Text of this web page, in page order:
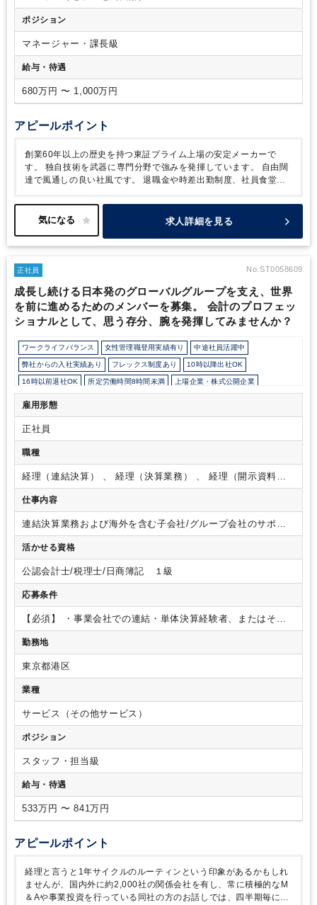
ポジション
マネージャー・課長級
給与・待遇
680万円 〜 1,000万円
アピールポイント
創業60年以上の歴史を持つ東証プライム上場の安定メーカーで
す。
独自技術を武器に専門分野で強みを発揮しています。
自由闊
達で風通しの良い社風です。
退職金や時差出勤制度、社員食堂や
環境で、実力を発揮しながら長く安定して働きたい方におすすめで
す！
求人詳細を見る
正社員 No.ST0058609
成長し続ける日本発のグローバルグループを支え、世界
を前に進めるためのメンバーを募集。 会計のプロフェッ
ショナルとして、思う存分、腕を発揮してみませんか？
ワークライフバランス 女性管理職登用実績有り 中途社員活躍中
弊社からの入社実績あり フレックス制度あり 10時以降出社OK
16時以前退社OK 所定労働時間8時間未満 上場企業・株式公開企業
雇用形態
正社員
職種
経理（連結決算） 、 経理（決算業務） 、 経理（開示資料作
成）
仕事内容
連結決算業務および海外を含む子会社/グループ会社のサポー
ト・調整など。ただ単に上がってきた報告をまとめるだけで
なく、経営の意思決定を経理面からサポートする役割を組織と
して担っています。
M&Aや新規事業への投資などを積極的に
行っている為、新しく刺激のある経験ができます。
界に展開するグループ会社の連結決算をまとめ上げる、ダイナ
ミックな仕事のやりがいがあります。常に新しい仕事が連続
し、幅広い知識・経験が身に付くとともに、今後も北米、欧
州、インド、中国など海外市場への進出は続いていくため、活
躍の舞台が豊富にあることも当社の魅力です。
活かせる資格
公認会計士/税理士/日商簿記 １級
応募条件
【必須】
・事業会社での連結・単体決算経験者、またはその
他監査法人での業務経験者・公認会計士試験の受験経験有／
科目合格者
キル（Excel）
以上 or 英検 準1級以上）
者
勤務地
東京都港区
業種
サービス（その他サービス）
ポジション
スタッフ・担当級
給与・待遇
533万円 〜 841万円
アピールポイント
経理と言うと1年サイクルのルーティンという印象があるかもしれ
ませんが、国内外に約2,000社の関係会社を有し、常に積極的なM
＆Aや事業投資を行っている同社の方のお話しでは、四半期毎に常